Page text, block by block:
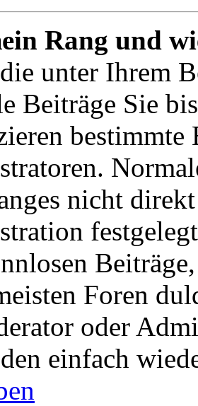
Rang und
unter Ihrem
Beiträge Sie
bestimmte
nicht
Foren
oder
einfach